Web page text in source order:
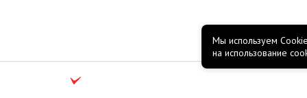
Мы используем
на использование